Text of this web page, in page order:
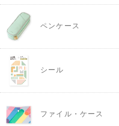
ペンケース
シール
ファイル・ケース